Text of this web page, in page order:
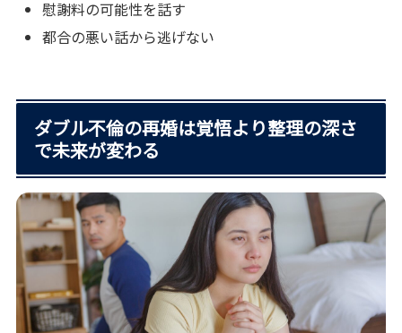
慰謝料の可能性を話す
都合の悪い話から逃げない
ダブル不倫の再婚は覚悟より整理の深さ
で未来が変わる